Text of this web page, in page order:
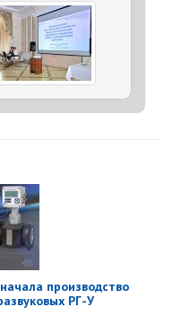
производство
РГ-У